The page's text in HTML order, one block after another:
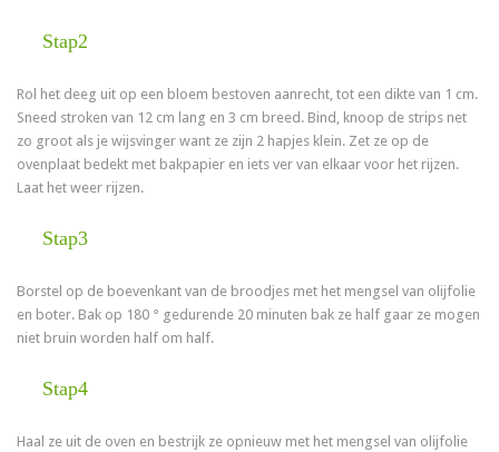
Stap2
Rol het deeg uit op een bloem bestoven aanrecht, tot een dikte van 1 cm.
Sneed stroken van 12 cm lang en 3 cm breed. Bind, knoop de strips net
zo groot als je wijsvinger want ze zijn 2 hapjes klein. Zet ze op de
ovenplaat bedekt met bakpapier en iets ver van elkaar voor het rijzen.
Laat het weer rijzen.
Stap3
Borstel op de boevenkant van de broodjes met het mengsel van olijfolie
en boter. Bak op 180 ° gedurende 20 minuten bak ze half gaar ze mogen
niet bruin worden half om half.
Stap4
Haal ze uit de oven en bestrijk ze opnieuw met het mengsel van olijfolie